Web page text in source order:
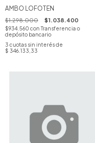
AMBO LOFOTEN
$1.298.000 $1.038.400
$934.560 con Transferencia o
depósito bancario
3 cuotas sin interés de
$ 346.133,33